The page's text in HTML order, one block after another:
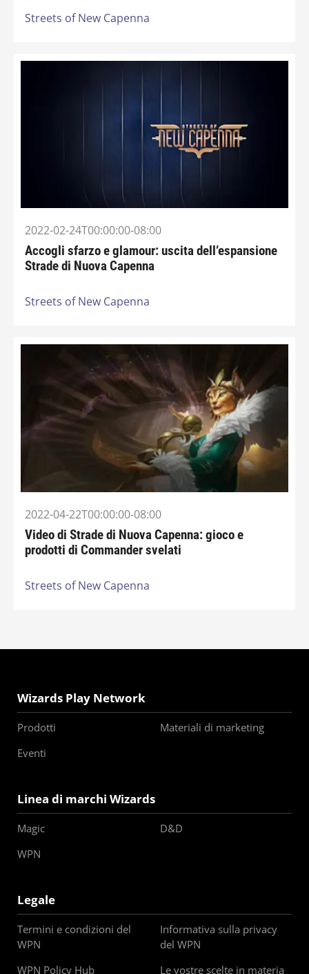
Streets of New Capenna
2022-02-24T00:00:00-08:00
Accogli sfarzo e glamour: uscita dell’espansione
Strade di Nuova Capenna
Streets of New Capenna
2022-04-22T00:00:00-08:00
Video di Strade di Nuova Capenna: gioco e
prodotti di Commander svelati
Streets of New Capenna
Wizards Play Network
Prodotti
Materiali di marketing
Eventi
Linea di marchi Wizards
Magic
D&D
WPN
Legale
Termini e condizioni del
WPN
Informativa sulla privacy
del WPN
WPN Policy Hub
Le vostre scelte in materia